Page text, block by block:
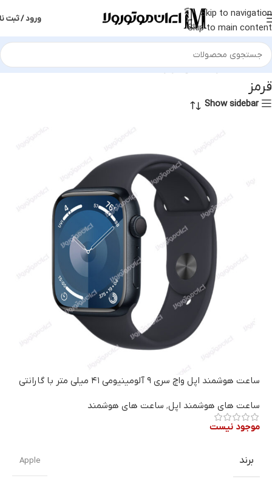
Skip to navigation
Skip to main content
ورود / ثبت
خانه محصول رنگ بندی قرمز
قرمز
Show sidebar
ساعت هوشمند اپل واچ سری ۹ آلومینیومی ۴۱ میلی متر با گارانتی
ساعت های هوشمند اپل, ساعت های هوشمند
موجود نیست
برند Apple